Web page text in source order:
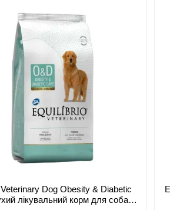
Dog Obesity & Diabetic
лікувальний корм для собак,